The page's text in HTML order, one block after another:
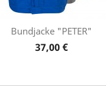
Bundjacke "PETER"
Preis
37,00 €